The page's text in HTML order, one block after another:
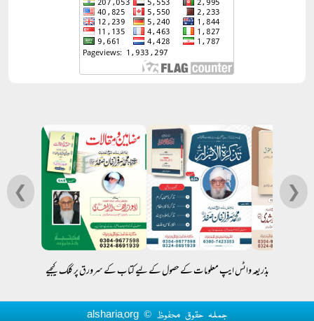
❮ ❯
بذریعہ واٹس ایپ معلومات کے حصول کے لیے کتاب کے سرورق پر کلک کیجیے
جملہ حقوق محفوظ © alsharia.org